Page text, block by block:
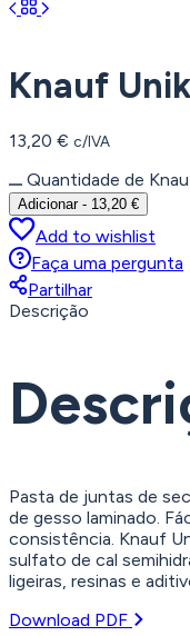
Knauf
13,20 € c/IVA
Quantidade de
Adicionar - 13,20 €
Add to wishlist
Faça uma pergunta
Partilhar
Descrição
Pasta de juntas de
de gesso laminado.
consistência. Knauf
sulfato de cal
ligeiras, resinas e
Download PDF